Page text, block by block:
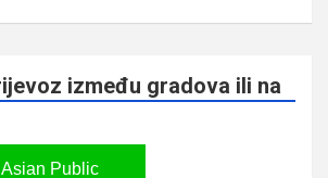
između gradova ili na
Asian Public